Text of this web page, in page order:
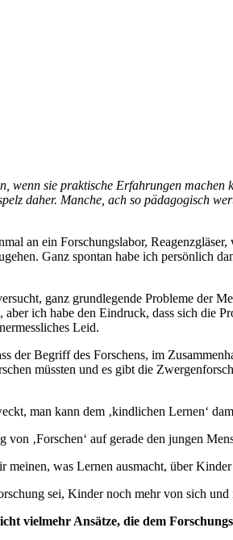
wenn sie praktische Erfahrungen
daher. Manche, ach so pädagogisch
an ein Forschungslabor,
Ganz spontan habe ich persönlich
ganz grundlegende Probleme der
ich habe den Eindruck, dass sich die
Leid.
der Begriff des Forschens, im
müssten und es gibt die
man kann dem ‚kindlichen Lernen‘
‚Forschen‘ auf gerade den jungen
meinen, was Lernen ausmacht, über
sei, Kinder noch mehr von sich
vielmehr Ansätze, die dem